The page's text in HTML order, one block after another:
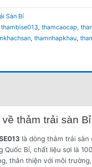
Sàn Bỉ
thambise013,thamcaocap,
,thamnhapkhau,
thảm trải sàn
là dòng thảm trải sàn
Quốc Bỉ, chất liệu sợi là
thân thiện với môi